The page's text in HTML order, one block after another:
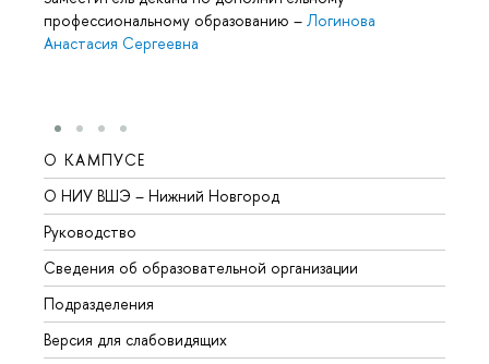
профессиональному образованию – Логинова
Анастасия Сергеевна
О КАМПУСЕ
О НИУ ВШЭ – Нижний Новгород
Руководство
Сведения об образовательной организации
Подразделения
Версия для слабовидящих